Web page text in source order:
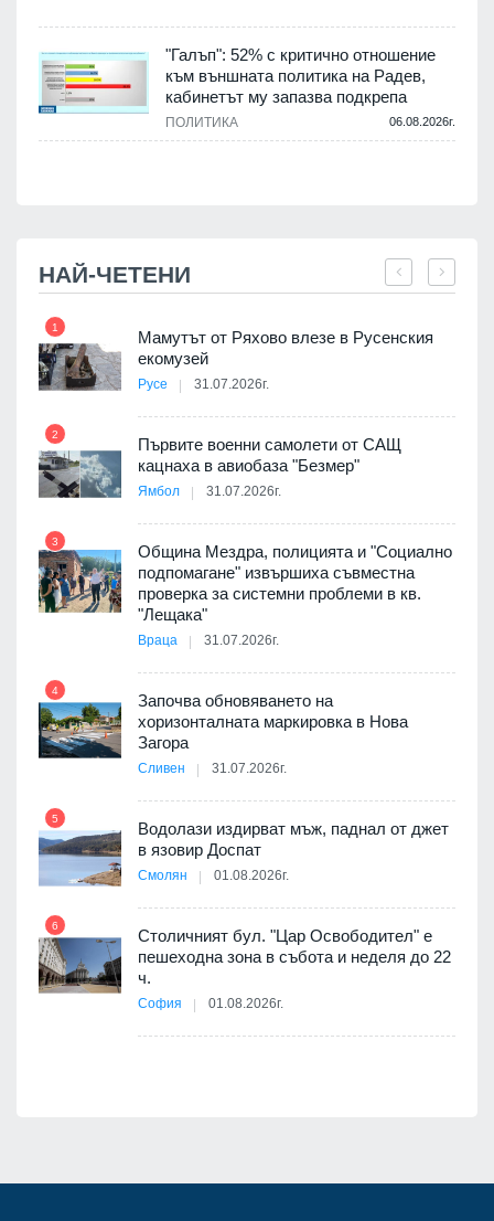
"Галъп": 52% с критично отношение
към външната политика на Радев,
кабинетът му запазва подкрепа
ПОЛИТИКА 06.08.2026г.
НАЙ-ЧЕТЕНИ
1
Мамутът от Ряхово влезе в Русенския
екомузей
Русе 31.07.2026г.
2
Първите военни самолети от САЩ
кацнаха в авиобаза "Безмер"
Ямбол 31.07.2026г.
3
Община Мездра, полицията и "Социално
подпомагане" извършиха съвместна
проверка за системни проблеми в кв.
"Лещака"
Враца 31.07.2026г.
4
Започва обновяването на
хоризонталната маркировка в Нова
Загора
Сливен 31.07.2026г.
5
Водолази издирват мъж, паднал от джет
в язовир Доспат
Смолян 01.08.2026г.
6
Столичният бул. "Цар Освободител" е
пешеходна зона в събота и неделя до 22
ч.
София 01.08.2026г.